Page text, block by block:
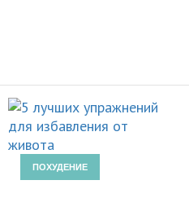
ПОХУДЕНИЕ